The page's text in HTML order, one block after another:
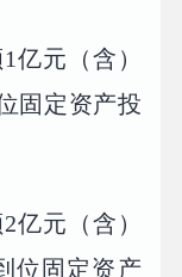
亿元（含）
固定资产投
亿元（含）
位固定资产